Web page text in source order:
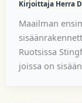
Kirjoittaja Herra
Maailman
Ruotsissa
joissa on